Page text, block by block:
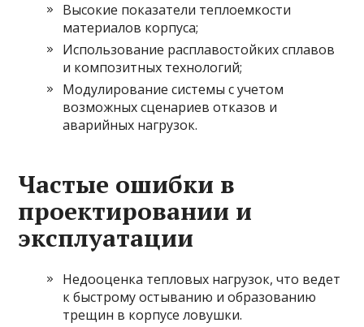
Высокие показатели теплоемкости
материалов корпуса;
Использование расплавостойких сплавов
и композитных технологий;
Модулирование системы с учетом
возможных сценариев отказов и
аварийных нагрузок.
Частые ошибки в
проектировании и
эксплуатации
Недооценка тепловых нагрузок, что ведет
к быстрому остыванию и образованию
трещин в корпусе ловушки.